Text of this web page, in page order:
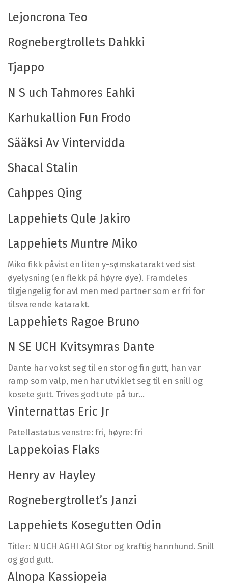
Lejoncrona Teo
Rognebergtrollets Dahkki
Tjappo
N S uch Tahmores Eahki
Karhukallion Fun Frodo
Sääksi Av Vintervidda
Shacal Stalin
Cahppes Qing
Lappehiets Qule Jakiro
Lappehiets Muntre Miko
Miko fikk påvist en liten y-sømskatarakt ved sist
øyelysning (en flekk på høyre øye). Framdeles
tilgjengelig for avl men med partner som er fri for
tilsvarende katarakt.
Lappehiets Ragoe Bruno
N SE UCH Kvitsymras Dante
Dante har vokst seg til en stor og fin gutt, han var
ramp som valp, men har utviklet seg til en snill og
kosete gutt. Trives godt ute på tur...
Vinternattas Eric Jr
Patellastatus venstre: fri, høyre: fri
Lappekoias Flaks
Henry av Hayley
Rognebergtrollet’s Janzi
Lappehiets Kosegutten Odin
Titler: N UCH AGHI AGI Stor og kraftig hannhund. Snill
og god gutt.
Alnopa Kassiopeia